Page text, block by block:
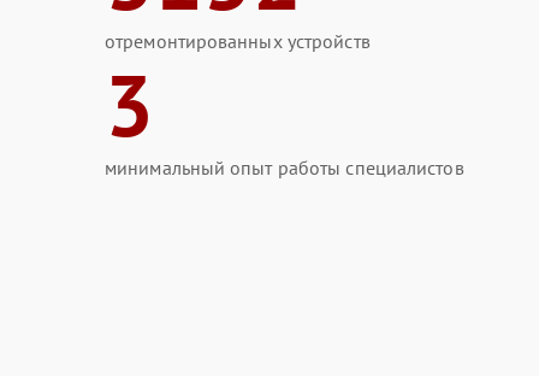
отремонтированных устройств
3
минимальный опыт работы специалистов